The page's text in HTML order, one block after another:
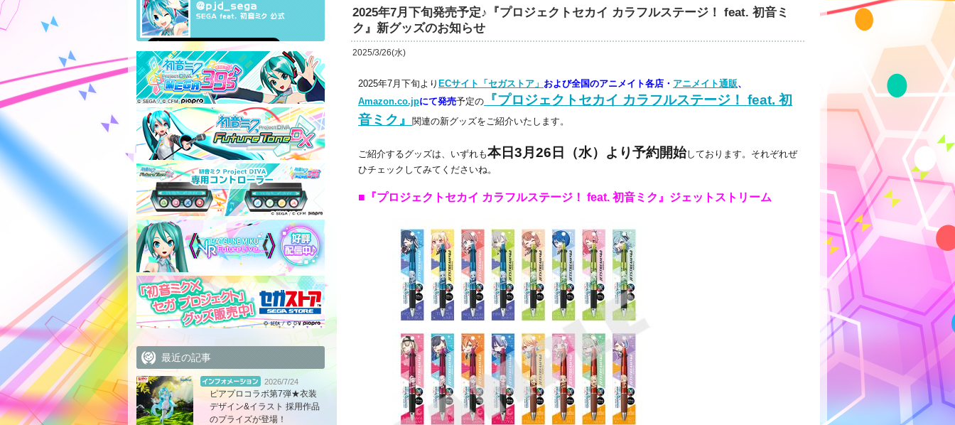
2025年7月下旬発売予定♪『プロジェクトセカイ カラフルステージ！ feat. 初音ミ
ク』新グッズのお知らせ
2025/3/26(水)
2025年7月下旬より ECサイト「セガストア」 および全国のアニメイト各店・ アニメイト通販、
Amazon.co.jpにて発売予定の
『プロジェクトセカイ カラフルステージ！ feat. 初
音ミク』
関連の新グッズをご紹介いたします。
ご紹介するグッズは、いずれも本日3月26日（水）より予約開始しております。それぞれぜ
ひチェックしてみてくださいね。
■『プロジェクトセカイ カラフルステージ！ feat. 初音ミク』ジェットストリーム
最近の記事
2026/7/24
ピアプロコラボ第7弾★衣装
デザイン&イラスト 採用作品
のプライズが登場！